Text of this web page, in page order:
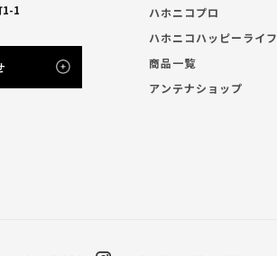
1-1
ハホニコプロ
ハホニコハッピーライフ
商品一覧
アンテナショップ